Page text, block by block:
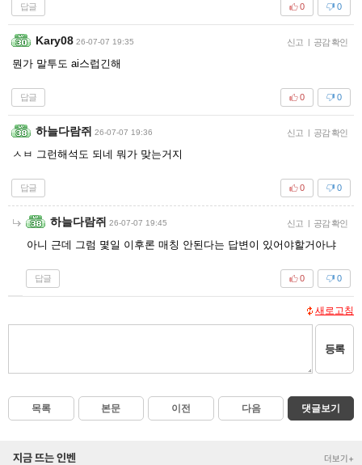
답글 0
0
Kary08 26-07-07 19:35 신고 | 공감 확인
뭔가 말투도 ai스럽긴해
답글 0
0
하늘다람쥐 26-07-07 19:36 신고 | 공감 확인
ㅅㅂ 그런해석도 되네 뭐가 맞는거지
답글 0
0
하늘다람쥐 26-07-07 19:45 신고 | 공감 확인
아니 근데 그럼 몇일 이후론 매칭 안된다는 답변이 있어야할거아냐
답글 0
0
새로고침
등록
목록 본문 이전 다음 댓글보기
지금 뜨는 인벤 더보기+